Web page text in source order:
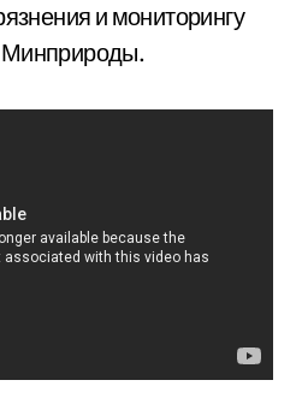
и мониторингу